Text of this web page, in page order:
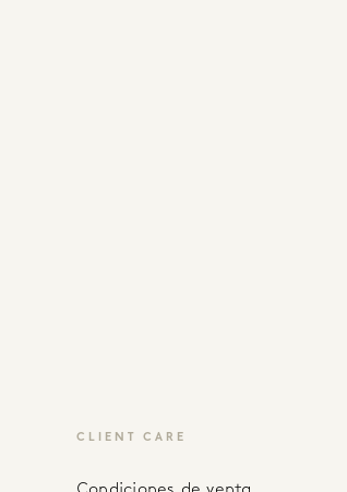
CLIENT CARE